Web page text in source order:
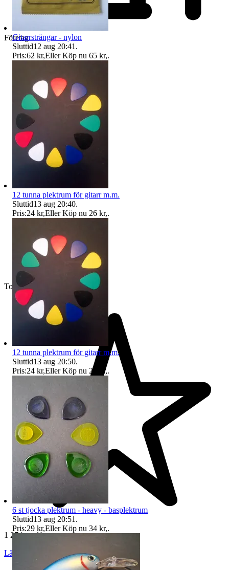
Företag
Toppsäljare
1 274 omdömen
Läs omdömen
Gitarrsträngar - nylon
Sluttid12 aug 20:41 .
Pris:62 kr,Eller Köp nu 65 kr,.
12 tunna plektrum för gitarr m.m.
Sluttid13 aug 20:40.
Pris:24 kr,Eller Köp nu 26 kr,.
12 tunna plektrum för gitarr m.m.
Sluttid13 aug 20:50.
Pris:24 kr,Eller Köp nu 26 kr,.
6 st tjocka plektrum - heavy - basplektrum
Sluttid13 aug 20:51 .
Pris:29 kr,Eller Köp nu 34 kr,.